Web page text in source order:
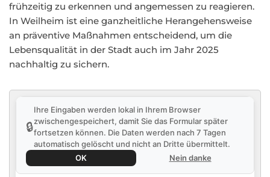
frühzeitig zu erkennen und angemessen zu reagieren.
In Weilheim ist eine ganzheitliche Herangehensweise
an präventive Maßnahmen entscheidend, um die
Lebensqualität in der Stadt auch im Jahr 2025
nachhaltig zu sichern.
🔒
Ihre Eingaben werden lokal in Ihrem Browser
zwischengespeichert, damit Sie das Formular später
fortsetzen können. Die Daten werden nach 7 Tagen
automatisch gelöscht und nicht an Dritte übermittelt.
OK
Nein danke